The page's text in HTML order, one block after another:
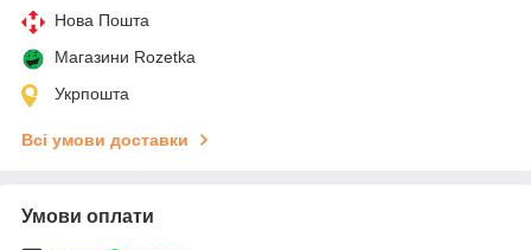
Нова Пошта
Магазини Rozetka
Укрпошта
Всі умови доставки
Умови оплати